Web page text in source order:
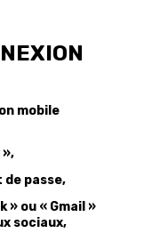
mobile
»,
passe,
» ou « Gmail »
sociaux,